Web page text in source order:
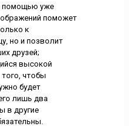
помощью уже
поможет
к
но и позволит
друзей;
высокой
чтобы
будет
лишь два
в другие